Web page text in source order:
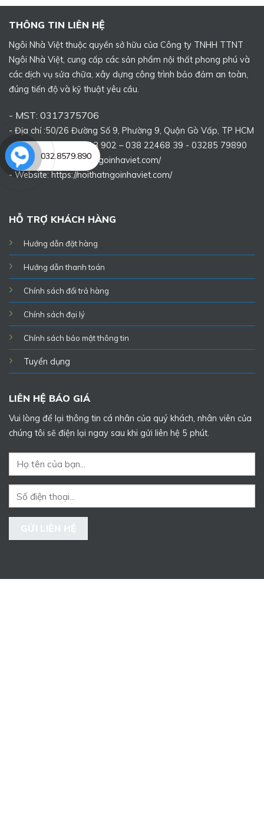
THÔNG TIN LIÊN HỆ
Ngôi Nhà Việt thuộc quyền sở hữu của Công ty TNHH TTNT
Ngôi Nhà Việt, cung cấp các sản phẩm nội thất phong phú và
các dịch vụ sửa chữa, xây dựng công trình bảo đảm an toàn,
đúng tiến độ và kỹ thuật yêu cầu.
- MST: 0317375706
- Địa chỉ :50/26 Đường Số 9, Phường 9, Quận Gò Vấp, TP HCM
- Điện thoại: 0975 313 902 – 038 22468 39 - 03285 79890
- Email: https://noithatngoinhaviet.com/
- Website: https://noithatngoinhaviet.com/
HỖ TRỢ KHÁCH HÀNG
Hướng dẫn đặt hàng
Hướng dẫn thanh toán
Chính sách đổi trả hàng
Chính sách đại lý
Chính sách bảo mật thông tin
Tuyển dụng
LIÊN HỆ BÁO GIÁ
Vui lòng để lại thông tin cá nhân của quý khách, nhân viên của
chúng tôi sẽ điện lại ngay sau khi gửi liên hệ 5 phút.
032.8579.890